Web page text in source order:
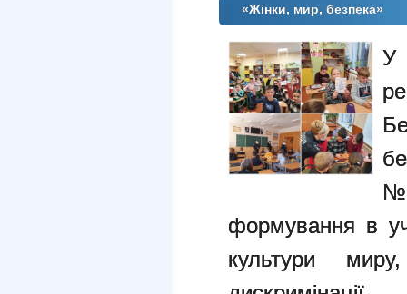
«Жiнки, мир, безпека»
У
№
формування в
культури